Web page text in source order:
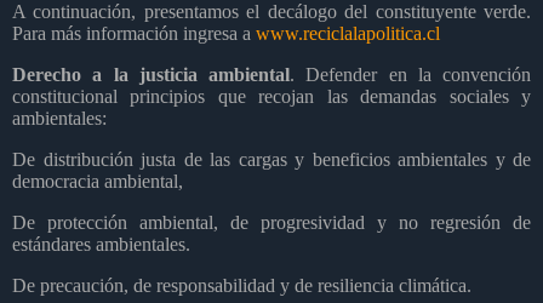
A continuación, presentamos el decálogo del constituyente verde.
Para más información ingresa a www.reciclalapolitica.cl
Derecho a la justicia ambiental. Defender en la convención
constitucional principios que recojan las demandas sociales y
ambientales:
De distribución justa de las cargas y beneficios ambientales y de
democracia ambiental,
De protección ambiental, de progresividad y no regresión de
estándares ambientales.
De precaución, de responsabilidad y de resiliencia climática.